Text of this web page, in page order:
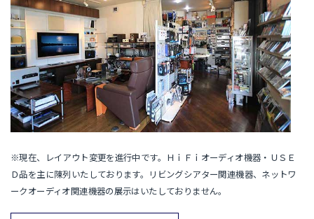
※現在、レイアウト変更を進行中です。ＨｉＦｉオーディオ機器・ＵＳＥ
Ｄ品を主に陳列いたしております。リビングシアター関連機器、ネットワ
ークオーディオ関連機器の展示はいたしておりません。